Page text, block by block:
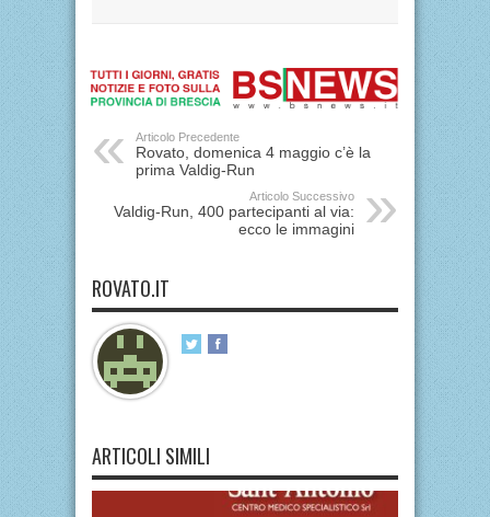
Articolo Precedente
Rovato, domenica 4 maggio c’è la
prima Valdig-Run
Articolo Successivo
Valdig-Run, 400 partecipanti al via:
ecco le immagini
ROVATO.IT
ARTICOLI SIMILI